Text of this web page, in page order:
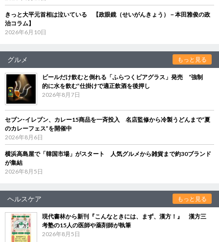
きっと大平元首相は泣いている 【政眼鏡（せいがんきょう）－本田雅俊の政
治コラム】
2026年6月10日
グルメ もっと見る
ビールだけ飲むと倒れる「ふらつくビアグラス」発売 “強制
的に水を飲む”仕掛けで適正飲酒を後押し
2026年8月7日
セブン‐イレブン、カレー15商品を一斉投入 名店監修から冷製うどんまで“夏
のカレーフェス”を開催中
2026年8月6日
横浜高島屋で「韓国市場」がスタート 人気グルメから雑貨まで約30ブランド
が集結
2026年8月5日
ヘルスケア もっと見る
現代書林から新刊『こんなときには、まず、漢方！』 漢方三
考塾の15人の医師や薬剤師が執筆
2026年8月5日